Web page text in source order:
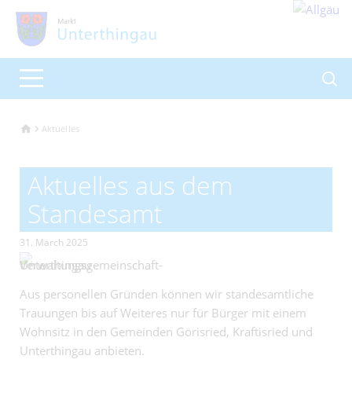
Aktuelles
Aktuelles aus dem
Standesamt
31. March 2025
Aus personellen Gründen können wir standesamtliche
Trauungen bis auf Weiteres nur für Bürger mit einem
Wohnsitz in den Gemeinden Görisried, Kraftisried und
Unterthingau anbieten.